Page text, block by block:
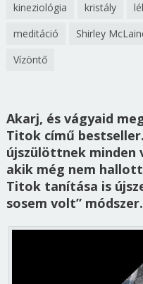
kineziológia
kristály
meditáció
Shirley
Vízöntő
Akarj, és vágyaid
Titok című
újszülöttnek minden
akik még nem
Titok tanítása is
sosem volt”